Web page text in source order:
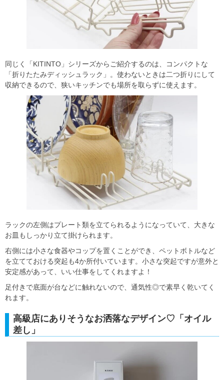
同じく「KITINTO」シリーズからご紹介するのは、コンパクトな
「折りたたみディッシュラック」。使わないときは二つ折りにして
収納できるので、狭いキッチンでも場所を取らずに使えます。
ラックの左側はプレート類を立てられるようになっていて、大きな
お皿もしっかり立て掛けられます。
右側には小さな食器やコップを置くことができ、ペットボトルなど
を立てておける突起も4か所付いています。小さな突起ですが意外と
安定感があって、いい仕事をしてくれますよ！
足付きで底面が台などに触れないので、通気性◎で素早く乾いてく
れます。
高級店にありそうなお洒落なデザイン♡「オイル
差し」